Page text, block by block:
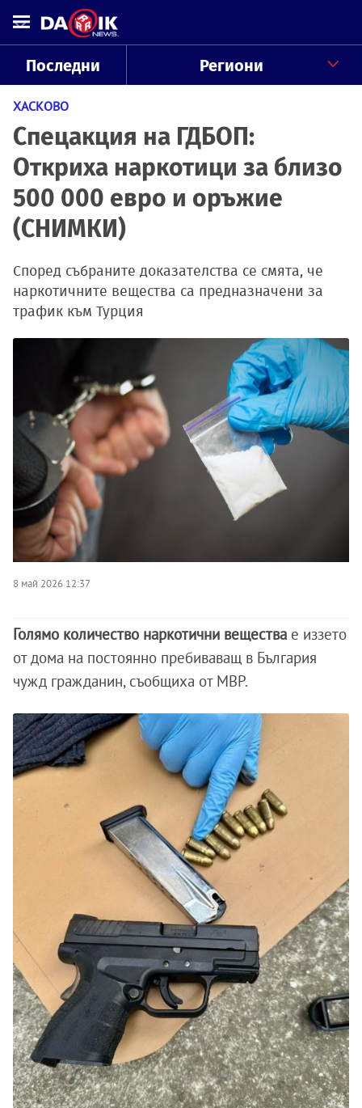
Последни Региони
ХАСКОВО
Спецакция на ГДБОП:
Откриха наркотици за близо
500 000 евро и оръжие
(СНИМКИ)
Според събраните доказателства се смята, че
наркотичните вещества са предназначени за
трафик към Турция
8 май 2026 12:37
Голямо количество наркотични вещества е иззето
от дома на постоянно пребиваващ в България
чужд гражданин, съобщиха от МВР.